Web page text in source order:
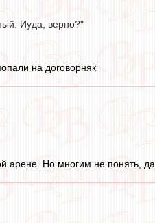
Иуда, верно?"
на договорняк
арене. Но многим не понять, да.